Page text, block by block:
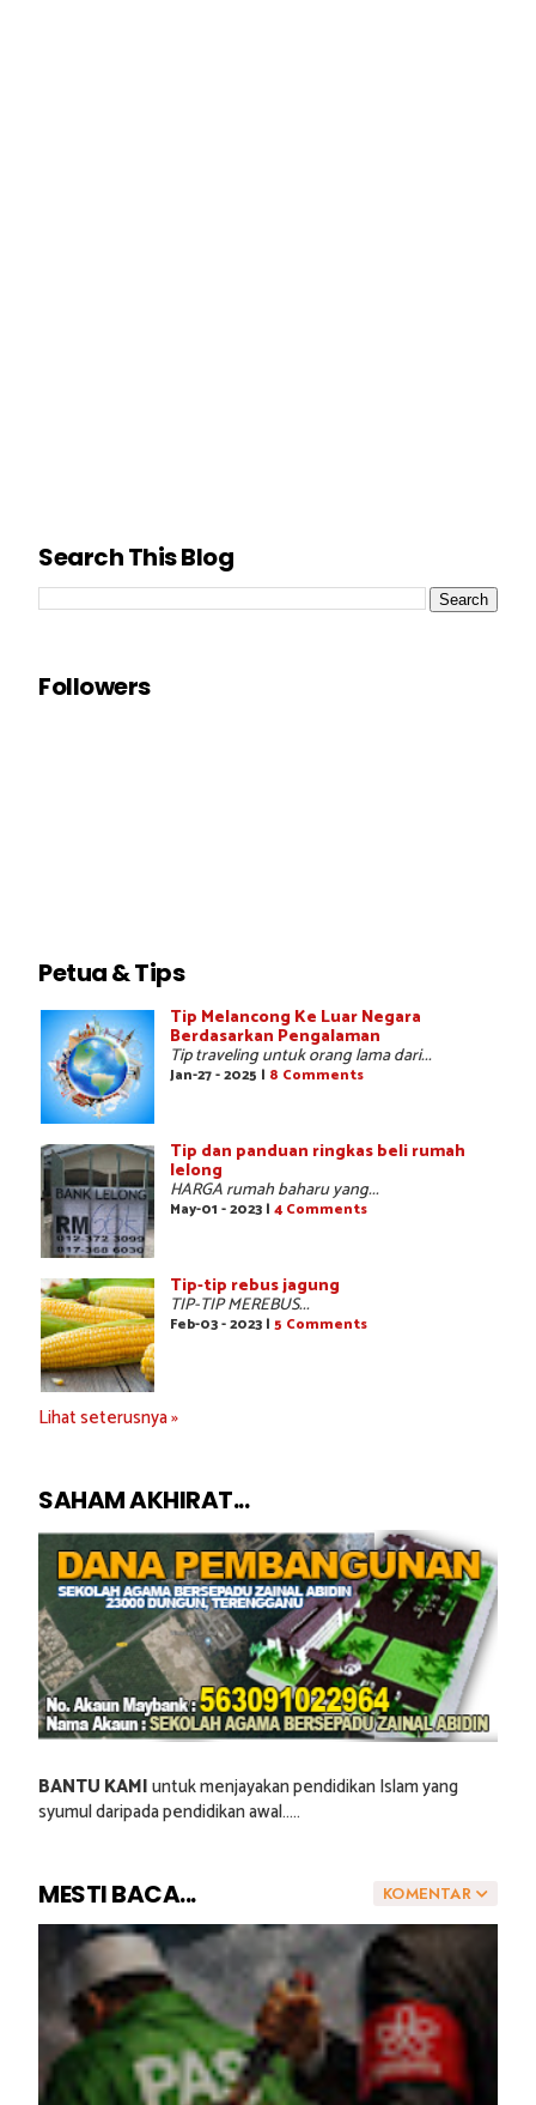
Search This Blog
Followers
Petua & Tips
Tip Melancong Ke Luar Negara
Berdasarkan Pengalaman
Tip traveling untuk orang lama dari...
Jan-27 - 2025 | 8 Comments
Tip dan panduan ringkas beli rumah
lelong
HARGA rumah baharu yang...
May-01 - 2023 | 4 Comments
Tip-tip rebus jagung
TIP-TIP MEREBUS...
Feb-03 - 2023 | 5 Comments
Lihat seterusnya »
SAHAM AKHIRAT...
BANTU KAMIuntuk menjayakan pendidikan Islam yang
syumul daripada pendidikan awal.....
KOMENTAR
MESTI BACA...